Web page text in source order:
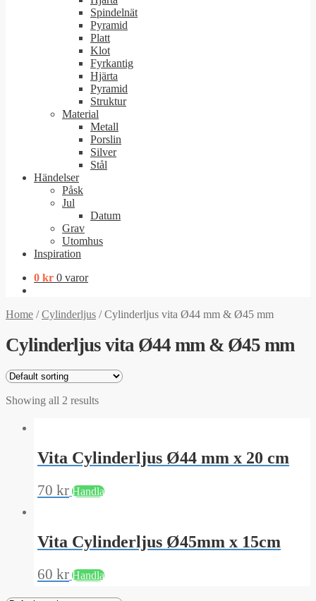
Spindelnät
Pyramid
Platt
Klot
Fyrkantig
Hjärta
Pyramid
Struktur
Material
Metall
Porslin
Silver
Stål
Händelser
Påsk
Jul
Datum
Grav
Utomhus
Inspiration
0 kr 0 varor
Home /Cylinderljus /Cylinderljus vita Ø44 mm & Ø45 mm
Cylinderljus vita Ø44 mm & Ø45 mm
Showing all 2 results
Vita Cylinderljus Ø44 mm x 20 cm
70 kr Handla
Vita Cylinderljus Ø45mm x 15cm
60 kr Handla